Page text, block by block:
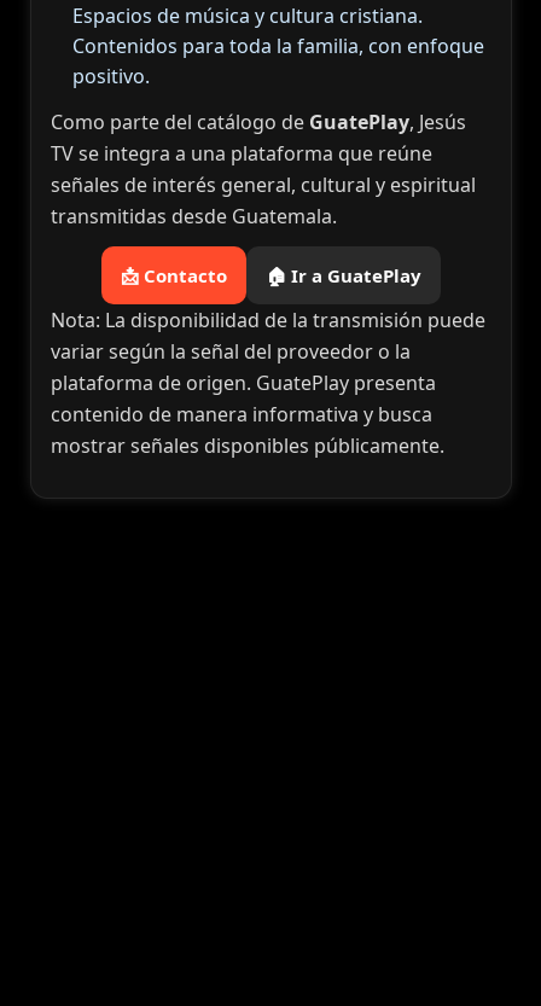
Espacios de música y cultura cristiana.
Contenidos para toda la familia, con enfoque
positivo.
Como parte del catálogo de GuatePlay, Jesús
TV se integra a una plataforma que reúne
señales de interés general, cultural y espiritual
transmitidas desde Guatemala.
📩 Contacto 🏠 Ir a GuatePlay
Nota: La disponibilidad de la transmisión puede
variar según la señal del proveedor o la
plataforma de origen. GuatePlay presenta
contenido de manera informativa y busca
mostrar señales disponibles públicamente.